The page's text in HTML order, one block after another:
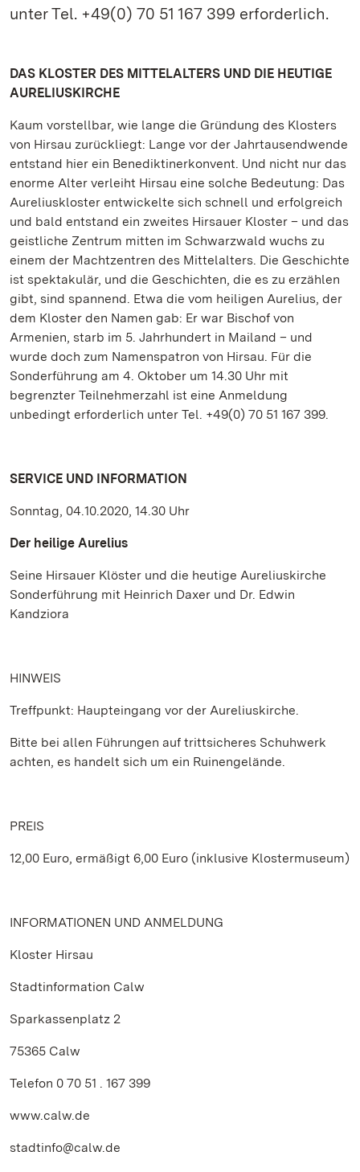
unter Tel. +49(0) 70 51 167 399 erforderlich.
DAS KLOSTER DES MITTELALTERS UND DIE HEUTIGE
AURELIUSKIRCHE
Kaum vorstellbar, wie lange die Gründung des Klosters
von Hirsau zurückliegt: Lange vor der Jahrtausendwende
entstand hier ein Benediktinerkonvent. Und nicht nur das
enorme Alter verleiht Hirsau eine solche Bedeutung: Das
Aureliuskloster entwickelte sich schnell und erfolgreich
und bald entstand ein zweites Hirsauer Kloster – und das
geistliche Zentrum mitten im Schwarzwald wuchs zu
einem der Machtzentren des Mittelalters. Die Geschichte
ist spektakulär, und die Geschichten, die es zu erzählen
gibt, sind spannend. Etwa die vom heiligen Aurelius, der
dem Kloster den Namen gab: Er war Bischof von
Armenien, starb im 5. Jahrhundert in Mailand – und
wurde doch zum Namenspatron von Hirsau. Für die
Sonderführung am 4. Oktober um 14.30 Uhr mit
begrenzter Teilnehmerzahl ist eine Anmeldung
unbedingt erforderlich unter Tel. +49(0) 70 51 167 399.
SERVICE UND INFORMATION
Sonntag, 04.10.2020, 14.30 Uhr
Der heilige Aurelius
Seine Hirsauer Klöster und die heutige Aureliuskirche
Sonderführung mit Heinrich Daxer und Dr. Edwin
Kandziora
HINWEIS
Treffpunkt: Haupteingang vor der Aureliuskirche.
Bitte bei allen Führungen auf trittsicheres Schuhwerk
achten, es handelt sich um ein Ruinengelände.
PREIS
12,00 Euro, ermäßigt 6,00 Euro (inklusive Klostermuseum)
INFORMATIONEN UND ANMELDUNG
Kloster Hirsau
Stadtinformation Calw
Sparkassenplatz 2
75365 Calw
Telefon 0 70 51 . 167 399
www.calw.de
stadtinfo@calw.de